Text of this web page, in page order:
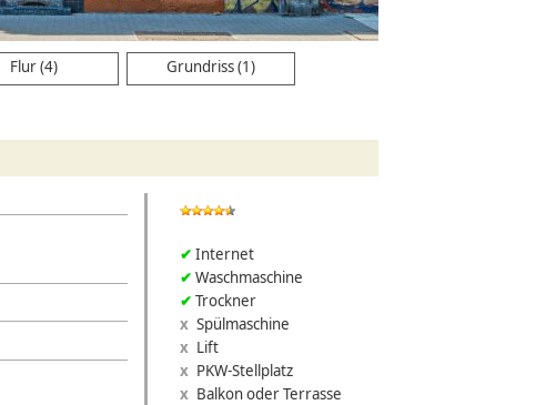
Flur (4) Grundriss (1)
Internet
Waschmaschine
Trockner
Spülmaschine
Lift
PKW-Stellplatz
Balkon oder Terrasse